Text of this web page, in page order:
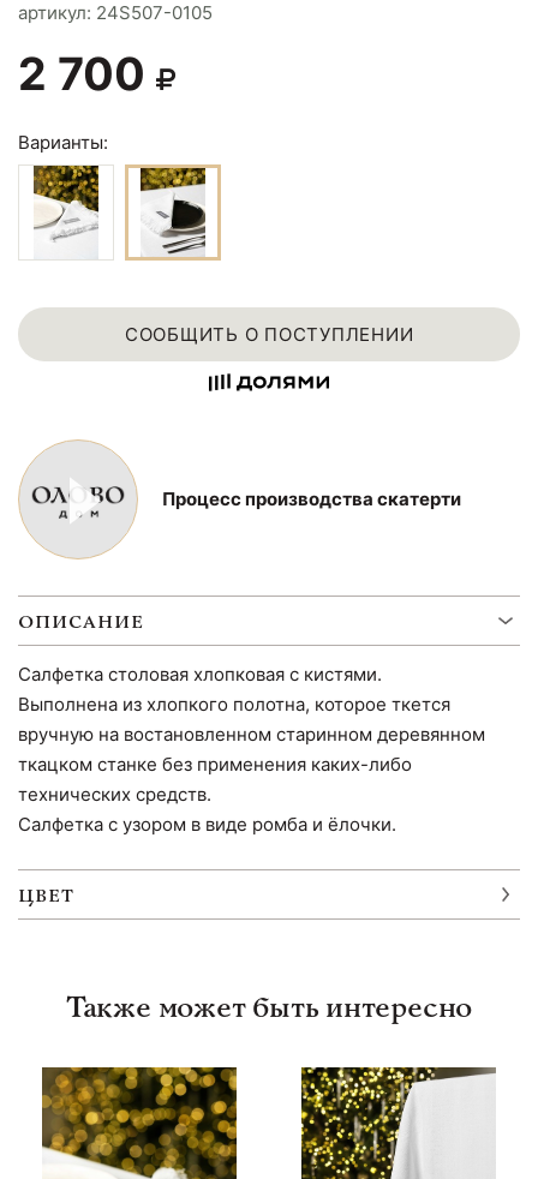
aртикул: 24S507-0105
2 700
Варианты:
СООБЩИТЬ О ПОСТУПЛЕНИИ
Процесс производства скатерти
ОПИСАНИЕ
Салфетка столовая хлопковая с кистями.
Выполнена из хлопкого полотна, которое ткется
вручную на востановленном старинном деревянном
ткацком станке без применения каких-либо
технических средств.
Салфетка с узором в виде ромба и ёлочки.
ЦВЕТ
Также может быть интересно